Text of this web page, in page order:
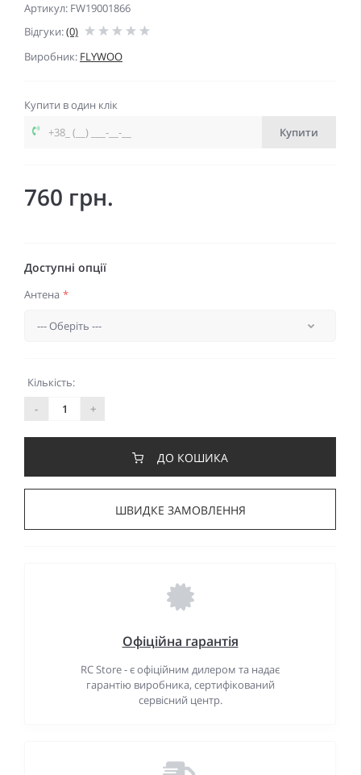
Артикул: FW19001866
Відгуки:(0)
Виробник: FLYWOO
Купити в один клік
Купити
760 грн.
Доступні опції
Антена *
Кількість:
-
+
ДО КОШИКА
ШВИДКЕ ЗАМОВЛЕННЯ
Офіційна гарантія
RC Store - є офіційним дилером та надає
гарантію виробника, сертифікований
сервісний центр.